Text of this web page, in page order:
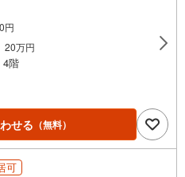
円
20万円
4階
せる （無料）
可